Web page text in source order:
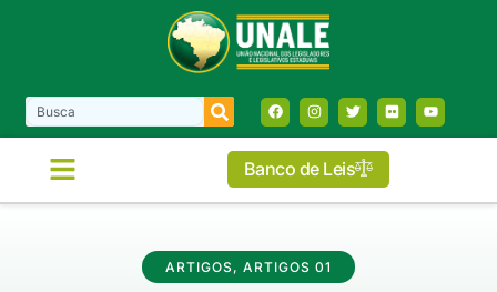
Banco de Leis
ARTIGOS , ARTIGOS 01